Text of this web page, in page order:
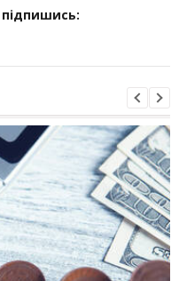
підпишись: